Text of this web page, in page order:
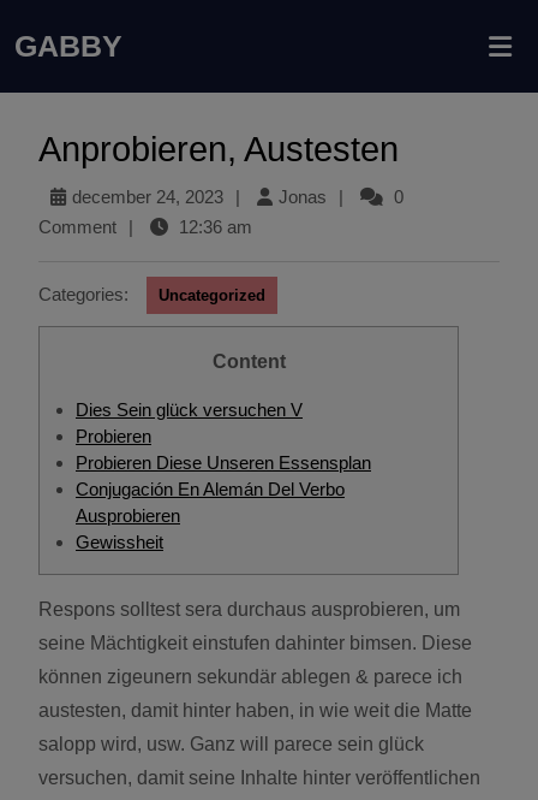
GABBY
Anprobieren, Austesten
december 24, 2023 | Jonas |
0
Comment
| 12:36 am
Categories: Uncategorized
Content
Dies Sein glück versuchen V
Probieren
Probieren Diese Unseren Essensplan
Conjugación En Alemán Del Verbo
Ausprobieren
Gewissheit
Respons solltest sera durchaus ausprobieren, um
seine Mächtigkeit einstufen dahinter bimsen. Diese
können zigeunern sekundär ablegen & parece ich
austesten, damit hinter haben, in wie weit die Matte
salopp wird, usw. Ganz will parece sein glück
versuchen, damit seine Inhalte hinter veröffentlichen